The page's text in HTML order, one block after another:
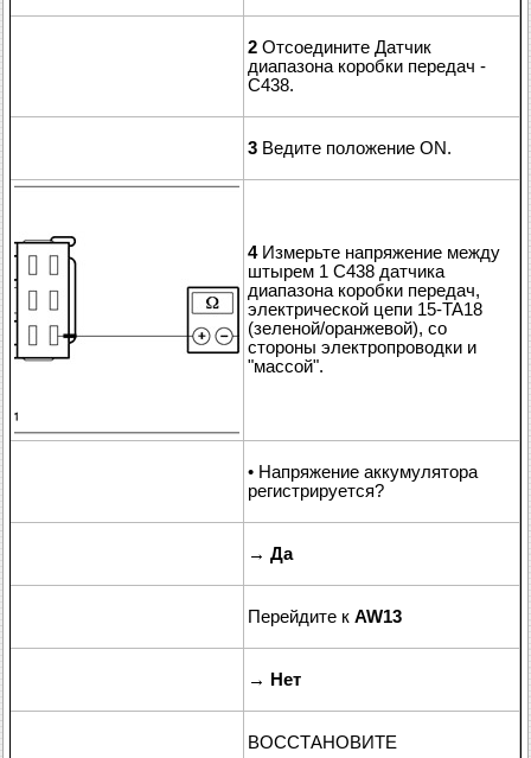
2 Отсоедините Датчик
диапазона коробки передач -
C438.
3 Ведите положение ON.
4 Измерьте напряжение между
штырем 1 C438 датчика
диапазона коробки передач,
электрической цепи 15-TA18
(зеленой/оранжевой), со
стороны электропроводки и
"массой".
• Напряжение аккумулятора
регистрируется?
→ Да
Перейдите к AW13
→ Нет
ВОССТАНОВИТЕ